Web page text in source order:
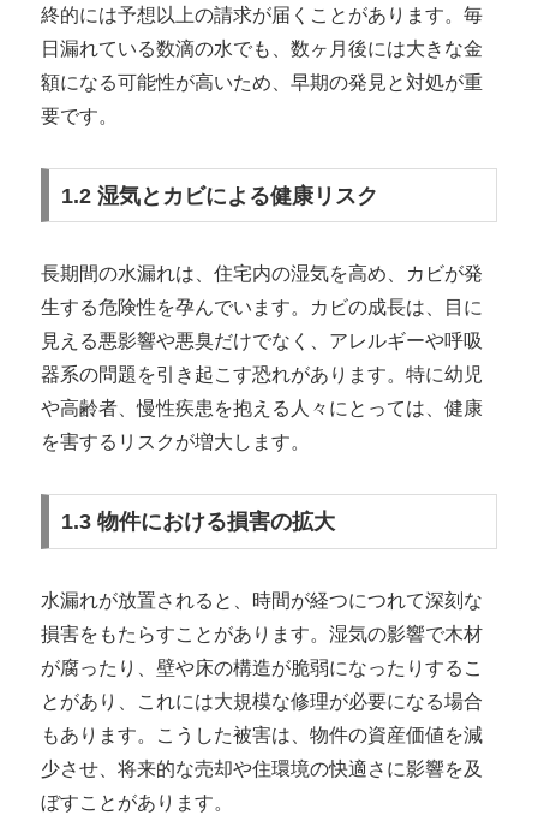
終的には予想以上の請求が届くことがあります。毎
日漏れている数滴の水でも、数ヶ月後には大きな金
額になる可能性が高いため、早期の発見と対処が重
要です。
1.2 湿気とカビによる健康リスク
長期間の水漏れは、住宅内の湿気を高め、カビが発
生する危険性を孕んでいます。カビの成長は、目に
見える悪影響や悪臭だけでなく、アレルギーや呼吸
器系の問題を引き起こす恐れがあります。特に幼児
や高齢者、慢性疾患を抱える人々にとっては、健康
を害するリスクが増大します。
1.3 物件における損害の拡大
水漏れが放置されると、時間が経つにつれて深刻な
損害をもたらすことがあります。湿気の影響で木材
が腐ったり、壁や床の構造が脆弱になったりするこ
とがあり、これには大規模な修理が必要になる場合
もあります。こうした被害は、物件の資産価値を減
少させ、将来的な売却や住環境の快適さに影響を及
ぼすことがあります。